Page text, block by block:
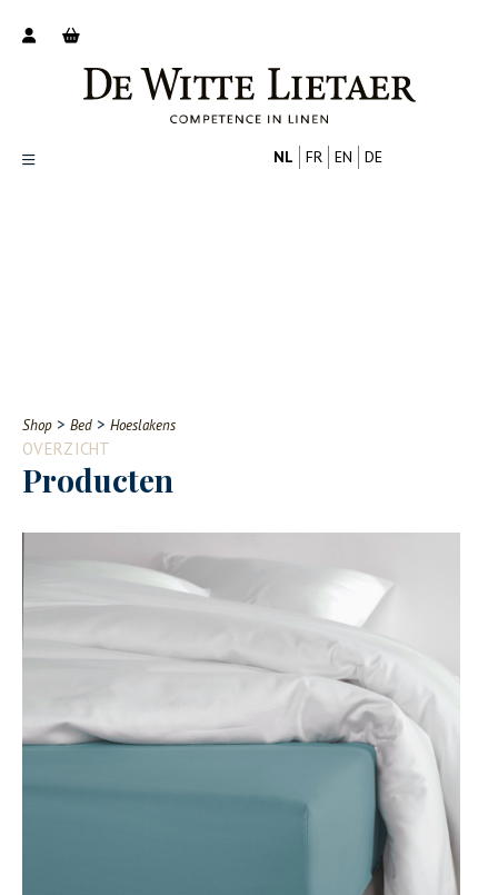
Contact
NL FR EN DE
Shop > Bed > Hoeslakens
OVERZICHT
Producten